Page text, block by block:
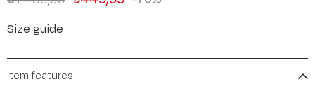
Size guide
Item features